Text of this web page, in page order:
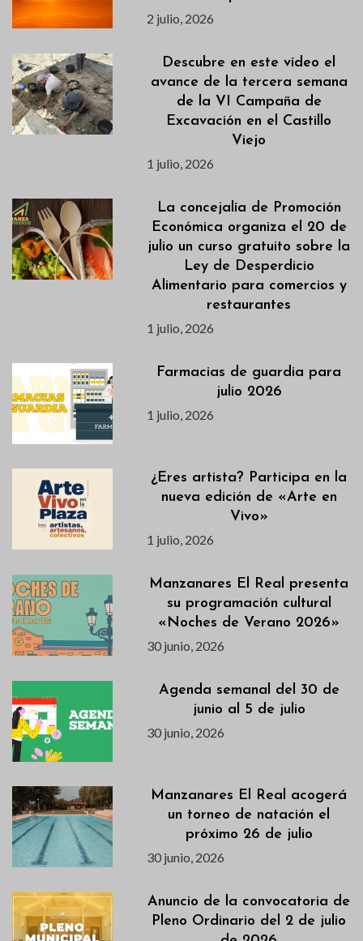
2 julio, 2026
Descubre en este vídeo el
avance de la tercera semana
de la VI Campaña de
Excavación en el Castillo
Viejo
1 julio, 2026
La concejalía de Promoción
Económica organiza el 20 de
julio un curso gratuito sobre la
Ley de Desperdicio
Alimentario para comercios y
restaurantes
1 julio, 2026
Farmacias de guardia para
julio 2026
1 julio, 2026
¿Eres artista? Participa en la
nueva edición de «Arte en
Vivo»
1 julio, 2026
Manzanares El Real presenta
su programación cultural
«Noches de Verano 2026»
30 junio, 2026
Agenda semanal del 30 de
junio al 5 de julio
30 junio, 2026
Manzanares El Real acogerá
un torneo de natación el
próximo 26 de julio
30 junio, 2026
Anuncio de la convocatoria de
Pleno Ordinario del 2 de julio